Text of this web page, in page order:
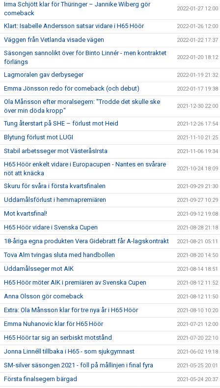
Irma Schjött klar för Thüringer – Jannike Wiberg gör
comeback
2022-01-27 12:00
Klart: Isabelle Andersson satsar vidare i H65 Höör 2022-01-26 12:00
Väggen från Vetlanda visade vägen 2022-01-22 17:37
Säsongen sannolikt över för Binto Linnér - men kontraktet
förlängs
2022-01-20 18:12
Lagmoralen gav derbyseger 2022-01-19 21:32
Emma Jönsson redo för comeback (och debut) 2022-01-17 19:38
Ola Månsson efter moralsegern: "Trodde det skulle ske
över min döda kropp"
2021-12-30 22:00
Tung återstart på SHE – förlust mot Heid 2021-12-26 17:54
Blytung förlust mot LUGI 2021-11-10 21:25
Stabil arbetsseger mot VästeråsIrsta 2021-11-06 19:34
H65 Höör enkelt vidare i Europacupen - Nantes en svårare
nöt att knäcka
2021-10-24 18:09
Skuru för svåra i första kvartsfinalen 2021-09-29 21:30
Uddamålsförlust i hemmapremiären 2021-09-27 10:29
Mot kvartsfinal! 2021-09-12 19:08
H65 Höör vidare i Svenska Cupen 2021-08-28 21:18
18-åriga egna produkten Vera Gidebratt får A-lagskontrakt 2021-08-21 05:11
Tova Alm tvingas sluta med handbollen 2021-08-20 14:50
Uddamålsseger mot AIK 2021-08-14 18:51
H65 Höör möter AIK i premiären av Svenska Cupen 2021-08-12 11:52
Anna Olsson gör comeback 2021-08-12 11:50
Extra: Ola Månsson klar för tre nya år i H65 Höör 2021-08-10 10:20
Emma Nuhanovic klar för H65 Höör 2021-07-21 12:00
H65 Höör tar sig an serbiskt motstånd 2021-07-20 22:10
Jonna Linnéll tillbaka i H65 - som sjukgymnast 2021-06-02 19:18
SM-silver säsongen 2021 - föll på mållinjen i final fyra 2021-05-25 20:01
Första finalsegern bärgad 2021-05-24 20:37